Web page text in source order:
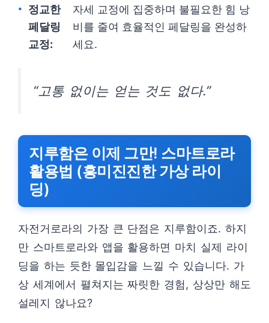
정교한
페달링
교정:
자세 교정에 집중하며 불필요한 힘 낭
비를 줄여 효율적인 페달링을 완성하
세요.
“고통 없이는 얻는 것도 없다.”
지루함은 이제 그만! 스마트로라
활용법 (흥미진진한 가상 라이
딩)
자전거로라의 가장 큰 단점은 지루함이죠. 하지
만 스마트로라와 앱을 활용하면 마치 실제 라이
딩을 하는 듯한 몰입감을 느낄 수 있습니다. 가
상 세계에서 펼쳐지는 짜릿한 경험, 상상만 해도
설레지 않나요?